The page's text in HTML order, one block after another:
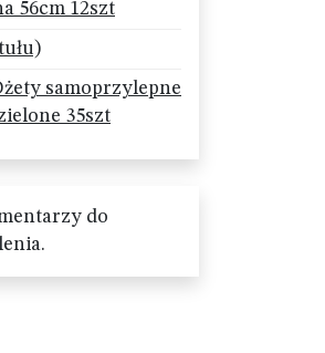
56cm 12szt
samoprzylepne
35szt
do